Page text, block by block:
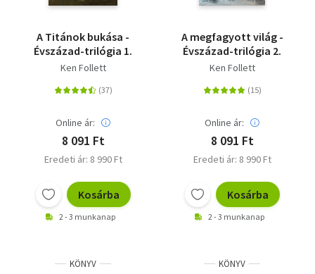
A Titánok bukása -
Évszázad-trilógia 1.
Ken Follett
Online ár:
8 091 Ft
Eredeti ár: 8 990 Ft
Kosárba
2 - 3 munkanap
A megfagyott világ -
Évszázad-trilógia 2.
Ken Follett
Online ár:
8 091 Ft
Eredeti ár: 8 990 Ft
Kosárba
2 - 3 munkanap
KÖNYV KÖNYV